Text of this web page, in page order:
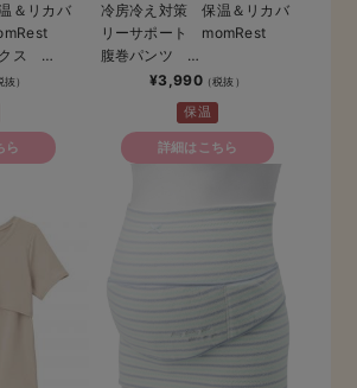
＆リカバ
ス
ラボ 光
ら
冷房冷え対策 保温＆リカバ
リーサポート momRest
腹巻パンツ
efe×ANGELIEBEコラボ 光
電子 日本製
¥3,990
保温
詳細はこちら